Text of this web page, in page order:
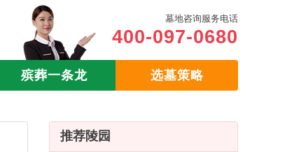
墓地咨询服务电话
400-097-0680
殡葬一条龙 选墓策略
推荐陵园